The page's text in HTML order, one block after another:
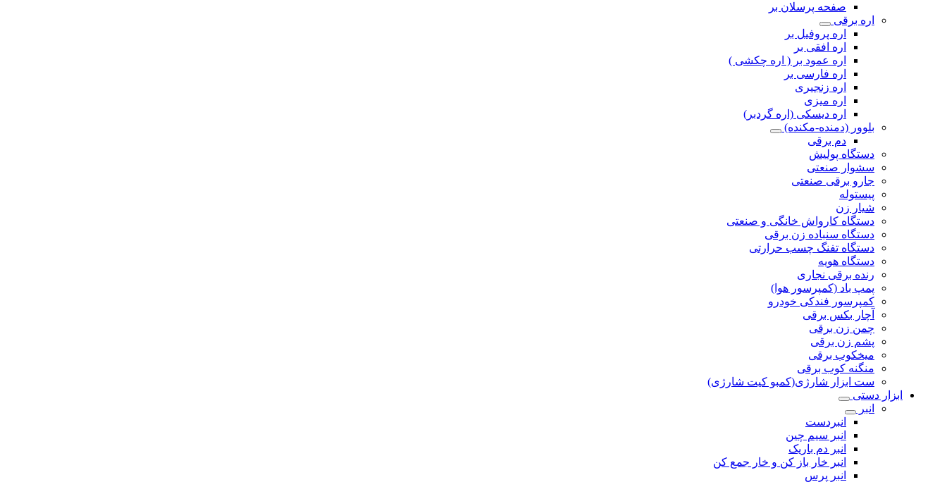
صفحه پرسلان بر
اره برقی
اره پروفیل بر
اره افقی بر
اره عمود بر ( اره چکشی )
اره فارسی بر
اره زنجیری
اره میزی
اره دیسکی (اره گردبر)
بلوور (دمنده-مکنده)
دم برقی
دستگاه پولیش
سشوار صنعتی
جارو برقی صنعتی
پیستوله
شیار زن
دستگاه کارواش خانگی و صنعتی
دستگاه سنباده زن برقی
دستگاه تفنگ چسب حرارتی
دستگاه هویه
رنده برقی نجاری
پمپ باد (کمپرسور هوا)
کمپرسور فندکی خودرو
آچار بکس برقی
چمن زن برقی
پشم زن برقی
میخکوب برقی
منگنه کوب برقی
ست ابزار شارژی(کمبو کیت شارژی)
ابزار دستی
انبر
انبردست
انبر سیم چین
انبر دم باریک
انبر خار باز کن و خار جمع کن
انبر پرس